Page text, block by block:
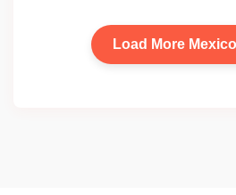
Load More